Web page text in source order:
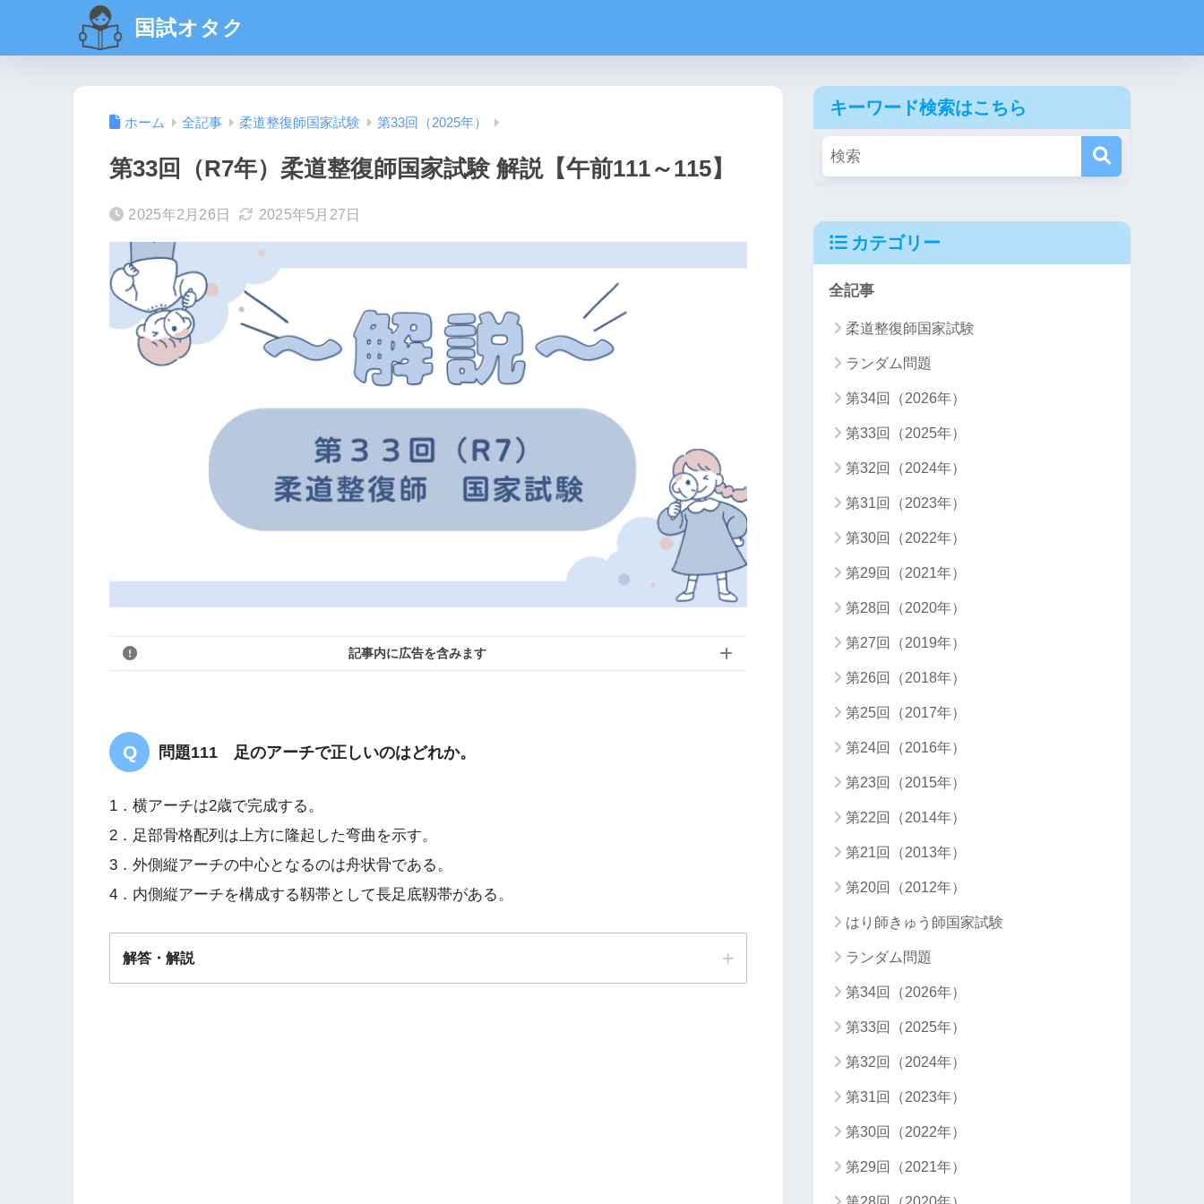
国試オタク
ホーム 全記事 柔道整復師国家試験 第33回（2025年）
第33回（R7年）柔道整復師国家試験 解説【午前111～115】
2025年2月26日 2025年5月27日
記事内に広告を含みます
問題111 足のアーチで正しいのはどれか。
1．横アーチは2歳で完成する。
2．足部骨格配列は上方に隆起した弯曲を示す。
3．外側縦アーチの中心となるのは舟状骨である。
4．内側縦アーチを構成する靱帯として長足底靱帯がある。
解答・解説
キーワード検索はこちら
カテゴリー
全記事
柔道整復師国家試験
ランダム問題
第34回（2026年）
第33回（2025年）
第32回（2024年）
第31回（2023年）
第30回（2022年）
第29回（2021年）
第28回（2020年）
第27回（2019年）
第26回（2018年）
第25回（2017年）
第24回（2016年）
第23回（2015年）
第22回（2014年）
第21回（2013年）
第20回（2012年）
はり師きゅう師国家試験
ランダム問題
第34回（2026年）
第33回（2025年）
第32回（2024年）
第31回（2023年）
第30回（2022年）
第29回（2021年）